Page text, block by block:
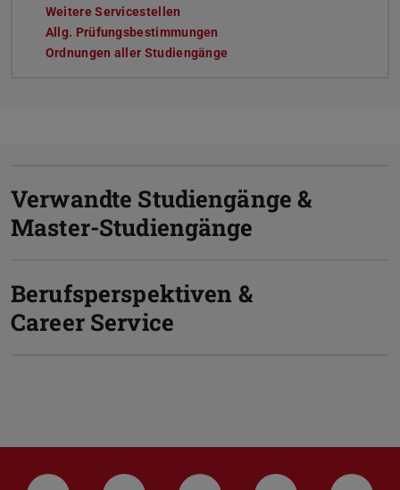
Weitere Servicestellen
Allg. Prüfungsbestimmungen
Ordnungen aller Studiengänge
Verwandte Studiengänge &
Master-Studiengänge
Berufsperspektiven &
Career Service